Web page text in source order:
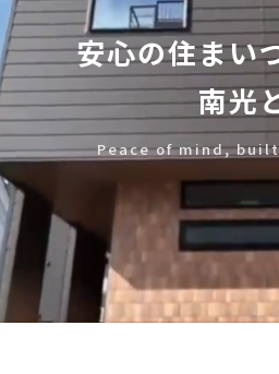
安心の住まい
南光
Peace of mind,